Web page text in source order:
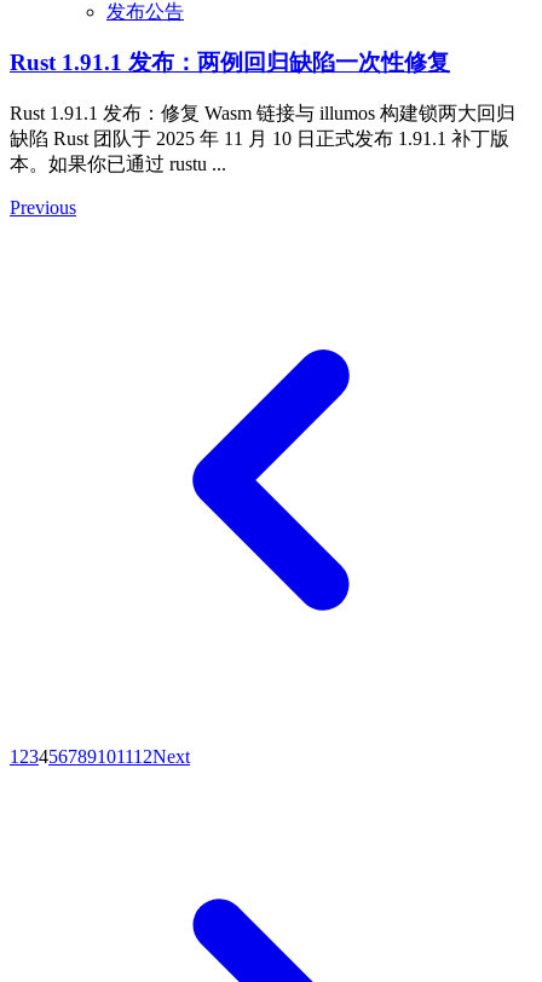
发布公告
Rust 1.91.1 发布：两例回归缺陷一次性修复
Rust 1.91.1 发布：修复 Wasm 链接与 illumos 构建锁两大回归
缺陷 Rust 团队于 2025 年 11 月 10 日正式发布 1.91.1 补丁版
本。如果你已通过 rustu ...
Previous
1 23456789101112Next